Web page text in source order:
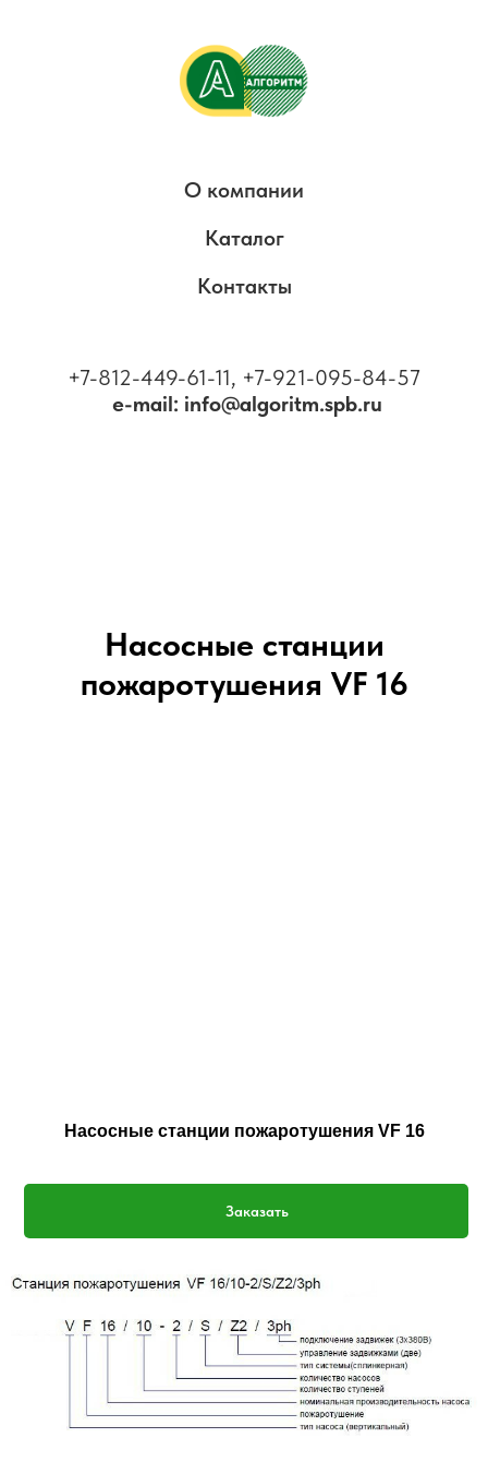
О компании
Каталог
Контакты
+7-812-449-61-11, +7-921-095-84-57
e-mail: info@algoritm.spb.ru
Насосные станции
пожаротушения VF 16
Насосные станции пожаротушения VF 16
Заказать